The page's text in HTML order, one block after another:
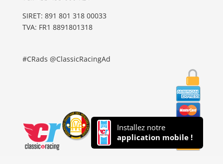
SIRET: 891 801 318 00033
TVA: FR1 8891801318
#CRads @ClassicRacingAd
Installez notre
application mobile !